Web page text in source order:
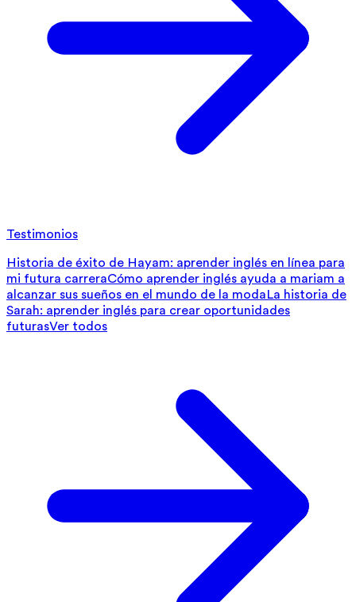
Testimonios
Historia de éxito de Hayam: aprender inglés en línea para
mi futura carreraCómo aprender inglés ayuda a mariam a
alcanzar sus sueños en el mundo de la modaLa historia de
Sarah: aprender inglés para crear oportunidades
futurasVer todos